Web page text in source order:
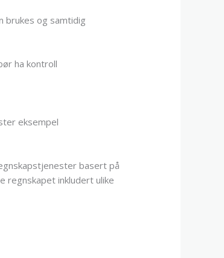
brukes og samtidig
ha kontroll
eksempel
basert på
regnskapet inkludert ulike